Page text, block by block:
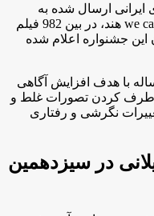
ارسال شده به
we
هند، در بین 982 فیلم
این جشنواره اعلام شده
با هدف افزایش آگاهی
کردن تصورات غلط و
نگرشی و رفتاری
در سیزدهمین